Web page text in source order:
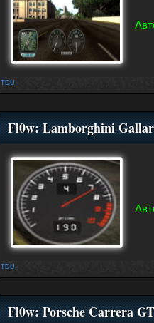
TDU
Fl0w: Lamborghini
TDU
Fl0w: Porsche Carrera